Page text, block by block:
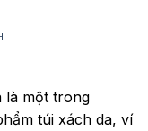
là một trong
túi xách da, ví